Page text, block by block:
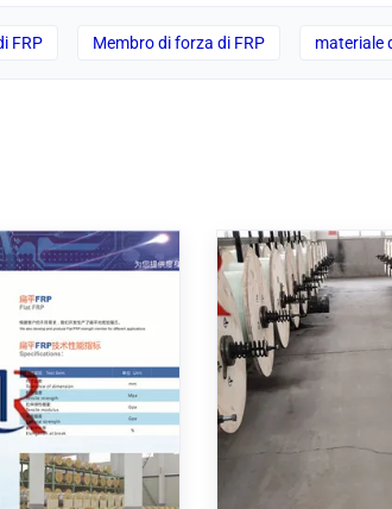
FRP Membro di forza di FRP materiale
del cavo FRP
di vetro 5.0mm
vetroresina
Flat FRP
application.
Φ0.4 - il
membro di
i cavi a fibre
FRP Rod Strength
Cables FRP Rod
Fiber Optic